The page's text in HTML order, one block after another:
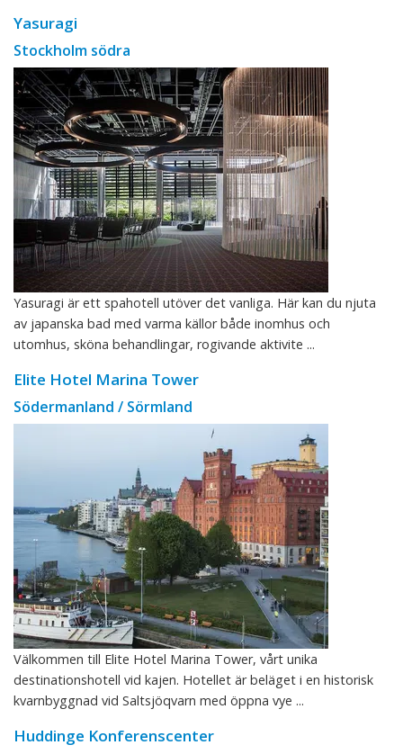
Yasuragi
Stockholm södra
Yasuragi är ett spahotell utöver det vanliga. Här kan du njuta
av japanska bad med varma källor både inomhus och
utomhus, sköna behandlingar, rogivande aktivite ...
Elite Hotel Marina Tower
Södermanland / Sörmland
Välkommen till Elite Hotel Marina Tower, vårt unika
destinationshotell vid kajen. Hotellet är beläget i en historisk
kvarnbyggnad vid Saltsjöqvarn med öppna vye ...
Huddinge Konferenscenter